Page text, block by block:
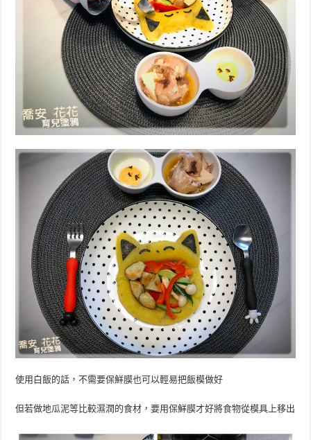
使用白飯的話，不需要保鮮膜也可以輕易把飯模做好
但若做地瓜泥等比較濕潤的食材，要用保鮮膜才好將食物從模具上移出